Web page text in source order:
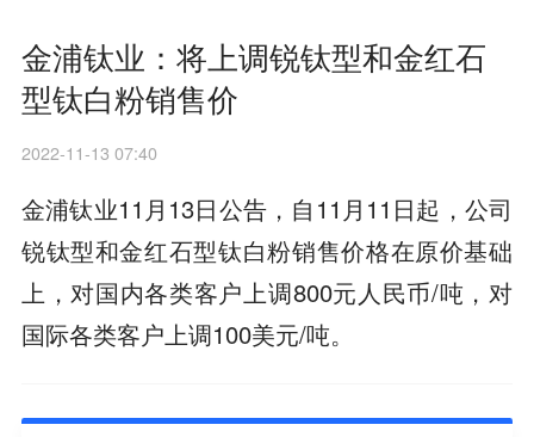
金浦钛业：将上调锐钛型和金红石
型钛白粉销售价
2022-11-13 07:40
金浦钛业11月13日公告，自11月11日起，公司
锐钛型和金红石型钛白粉销售价格在原价基础
上，对国内各类客户上调800元人民币/吨，对
国际各类客户上调100美元/吨。